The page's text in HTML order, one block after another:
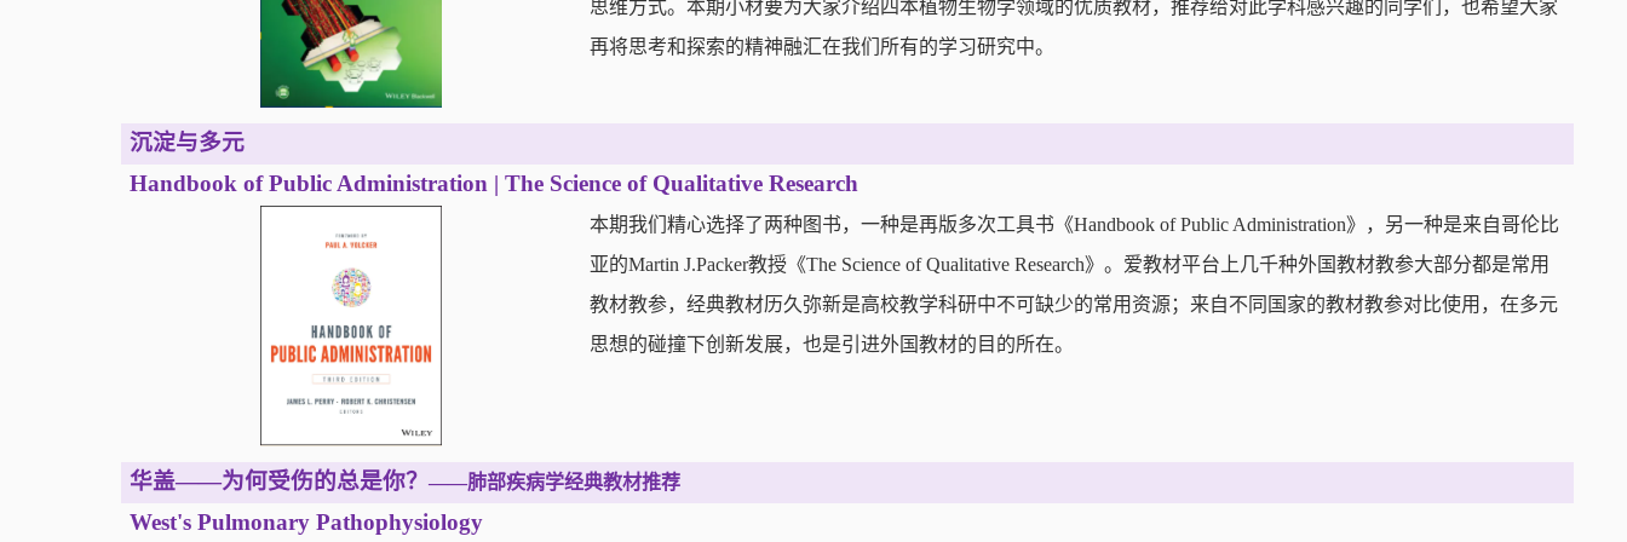
思维方式。本期小材要为大家介绍四本植物生物学领域的优质教材，推荐给对此学科感兴趣的同学们，也希望大家
再将思考和探索的精神融汇在我们所有的学习研究中。
沉淀与多元
Handbook of Public Administration | The Science of Qualitative Research
本期我们精心选择了两种图书，一种是再版多次工具书《Handbook of Public Administration》，另一种是来自哥伦比
亚的Martin J.Packer教授《The Science of Qualitative Research》。爱教材平台上几千种外国教材教参大部分都是常用
教材教参，经典教材历久弥新是高校教学科研中不可缺少的常用资源；来自不同国家的教材教参对比使用，在多元
思想的碰撞下创新发展，也是引进外国教材的目的所在。
华盖——为何受伤的总是你？——肺部疾病学经典教材推荐
West's Pulmonary Pathophysiology